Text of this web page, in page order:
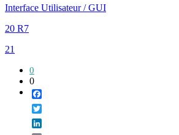
Interface Utilisateur / GUI
20 R7
21
0
0